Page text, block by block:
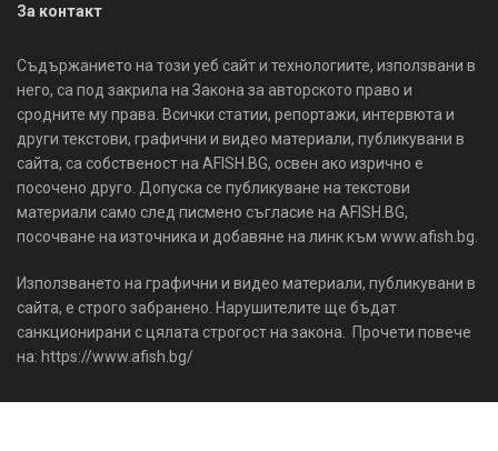
За контакт
Съдържанието на този уеб сайт и технологиите, използвани в
него, са под закрила на Закона за авторското право и
сродните му права. Всички статии, репортажи, интервюта и
други текстови, графични и видео материали, публикувани в
сайта, са собственост на AFISH.BG, освен ако изрично е
посочено друго. Допуска се публикуване на текстови
материали само след писмено съгласие на AFISH.BG,
посочване на източника и добавяне на линк към www.afish.bg.
Използването на графични и видео материали, публикувани в
сайта, е строго забранено. Нарушителите ще бъдат
санкционирани с цялата строгост на закона. Прочети повече
на: https://www.afish.bg/